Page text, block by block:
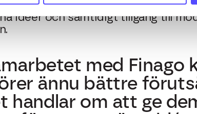
entreprenörer. Målet är att skapa
idéer och samtidigt tillgång till
med Finago
ännu bättre
handlar om att ge